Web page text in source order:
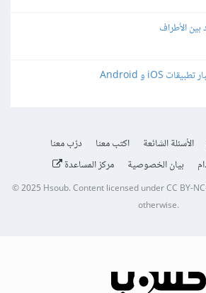
بين الأطراف
الأسئلة الشائعة اكتب معنا
درّب معنا
بيان الخصوصية مركز المساعدة
© 2025 Hsoub.Content licensed underCC BY-
otherwise.